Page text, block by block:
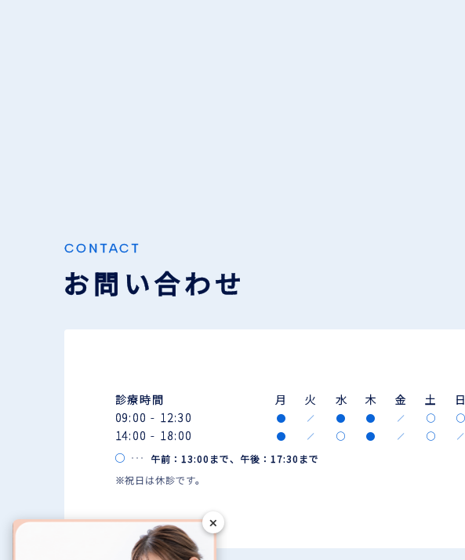
CONTACT
お問い合わせ
診療時間 月 火 水 木 金 土
日
09:00 - 12:30
14:00 - 18:00
午前：13:00まで、午後：17:30まで
※祝日は休診です。
✕